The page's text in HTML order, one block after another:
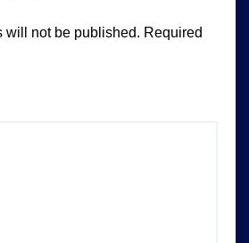
will not be published. Required